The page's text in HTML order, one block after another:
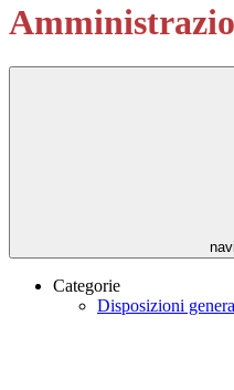
Categorie
Disposizioni